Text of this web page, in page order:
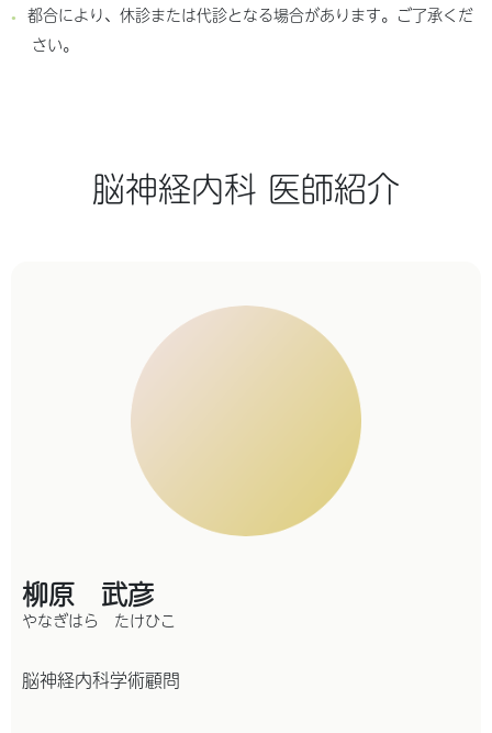
都合により、休診または代診となる場合があります。ご了承くだ
さい。
脳神経内科 医師紹介
柳原 武彦
やなぎはら たけひこ
脳神経内科学術顧問